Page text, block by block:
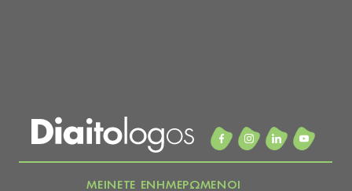
ΜΕΙΝΕΤΕ ΕΝΗΜΕΡΩΜΕΝΟΙ